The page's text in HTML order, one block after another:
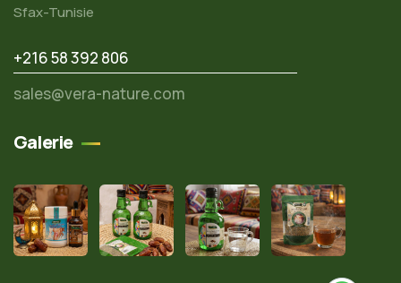
Sfax-Tunisie
+216 58 392 806
sales@vera-nature.com
Galerie